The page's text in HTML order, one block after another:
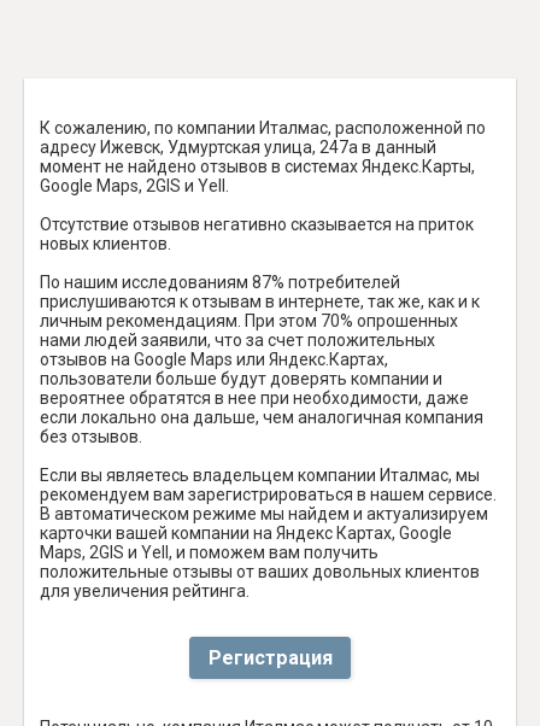
К сожалению, по компании Италмас, расположенной по
адресу Ижевск, Удмуртская улица, 247а в данный
момент не найдено отзывов в системах Яндекс.Карты,
Google Maps, 2GIS и Yell.
Отсутствие отзывов негативно сказывается на приток
новых клиентов.
По нашим исследованиям 87% потребителей
прислушиваются к отзывам в интернете, так же, как и к
личным рекомендациям. При этом 70% опрошенных
нами людей заявили, что за счет положительных
отзывов на Google Maps или Яндекс.Картах,
пользователи больше будут доверять компании и
вероятнее обратятся в нее при необходимости, даже
если локально она дальше, чем аналогичная компания
без отзывов.
Если вы являетесь владельцем компании Италмас, мы
рекомендуем вам зарегистрироваться в нашем сервисе.
В автоматическом режиме мы найдем и актуализируем
карточки вашей компании на Яндекс Картах, Google
Maps, 2GIS и Yell, и поможем вам получить
положительные отзывы от ваших довольных клиентов
для увеличения рейтинга.
Регистрация